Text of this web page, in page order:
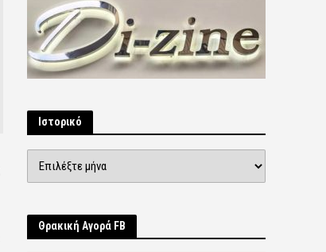
Ιστορικό
Θρακική Αγορά FB